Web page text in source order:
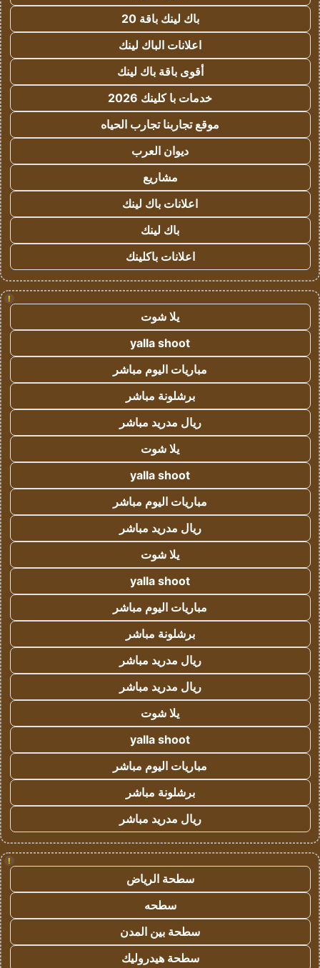
باك لينك باقة 20
اعلانات الباك لينك
أقوى باقة باك لينك
خدمات با كلينك 2026
موقع تجاربنا تجارب الحياه
ديوان العرب
مشاريع
اعلانات باك لينك
باك لينك
اعلانات باكلينك
!
يلا شوت
yalla shoot
مباريات اليوم مباشر
برشلونة مباشر
ريال مدريد مباشر
يلا شوت
yalla shoot
مباريات اليوم مباشر
ريال مدريد مباشر
يلا شوت
yalla shoot
مباريات اليوم مباشر
برشلونة مباشر
ريال مدريد مباشر
ريال مدريد مباشر
يلا شوت
yalla shoot
مباريات اليوم مباشر
برشلونة مباشر
ريال مدريد مباشر
!
سطحة الرياض
سطحه
سطحة بين المدن
سطحة هيدروليك